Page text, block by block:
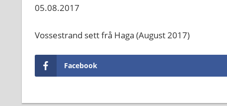
05.08.2017
Vossestrand sett frå Haga (August 2017)
Facebook